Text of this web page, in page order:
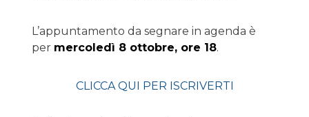
L’appuntamento da segnare in agenda è
per mercoledì 8 ottobre, ore 18.
CLICCA QUI PER ISCRIVERTI